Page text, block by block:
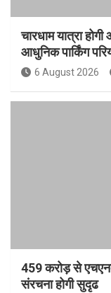
चारधाम यात्रा
आधुनिक पार्किंग
6 August 2026
459 करोड़ से
संरचना होगी सुदृढ